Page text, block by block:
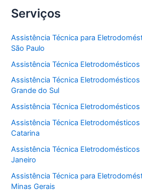
Serviços
Assistência Técnica para
São Paulo
Assistência Técnica
Assistência Técnica
Grande do Sul
Assistência Técnica
Assistência Técnica
Catarina
Assistência Técnica
Janeiro
Assistência Técnica para
Minas Gerais